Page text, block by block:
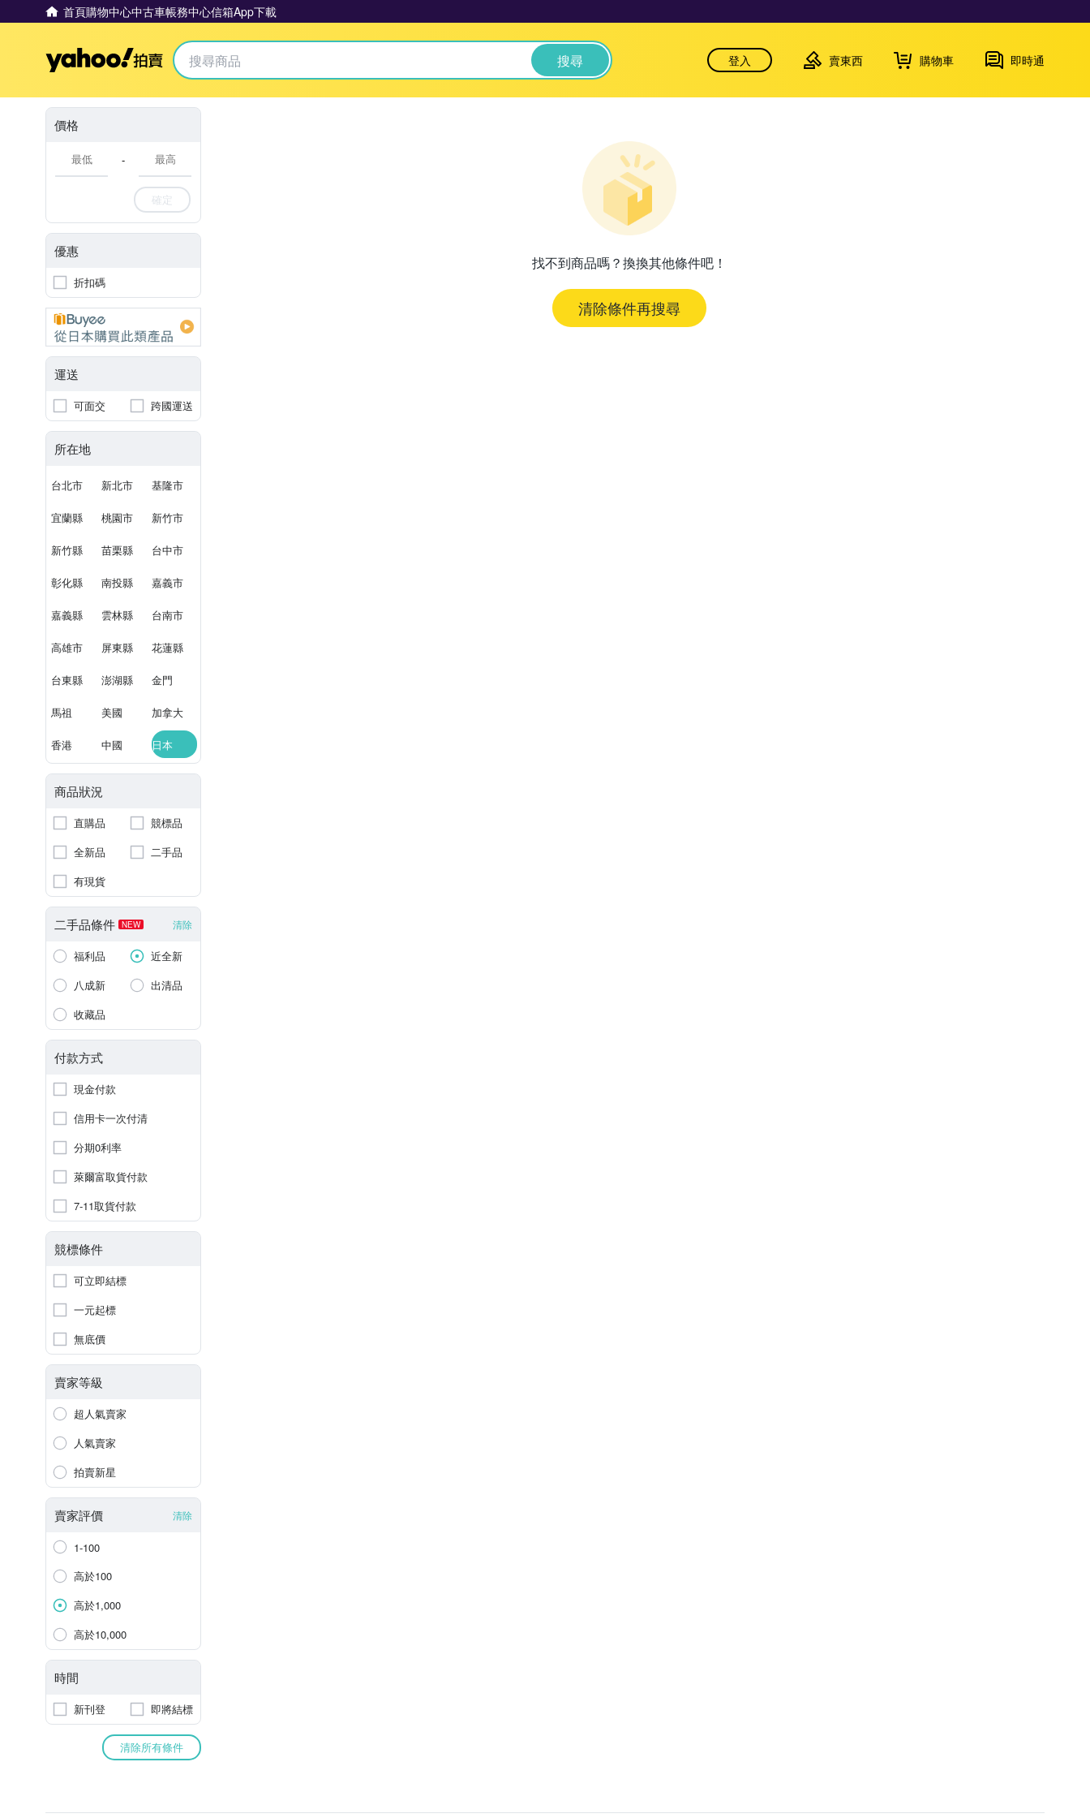
首頁購物中心中古車帳務中心信箱App下載
Yahoo拍賣 搜尋 登入 賣東西 購物車 即時通
價格
-
確定
優惠
折扣碼
運送
可面交 跨國運送
所在地
台北市 新北市 基隆市
宜蘭縣 桃園市 新竹市
新竹縣 苗栗縣 台中市
彰化縣 南投縣 嘉義市
嘉義縣 雲林縣 台南市
高雄市 屏東縣 花蓮縣
台東縣 澎湖縣 金門
馬祖 美國 加拿大
香港 中國 日本
商品狀況
直購品
競標品
全新品
二手品
有現貨
二手品條件 NEW 清除
福利品
近全新
八成新
出清品
收藏品
付款方式
現金付款
信用卡一次付清
分期0利率
萊爾富取貨付款
7-11取貨付款
競標條件
可立即結標
一元起標
無底價
賣家等級
超人氣賣家
人氣賣家
拍賣新星
賣家評價 清除
1-100
高於100
高於1,000
高於10,000
時間
新刊登 即將結標
清除所有條件
找不到商品嗎？換換其他條件吧！
清除條件再搜尋